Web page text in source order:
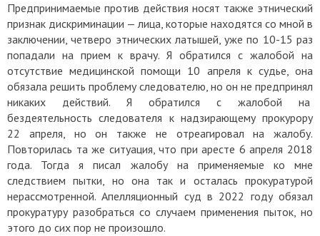
Предпринимаемые против действия носят также этнический
признак дискриминации — лица, которые находятся со мной в
заключении, четверо этнических латышей, уже по 10-15 раз
попадали на прием к врачу. Я обратился с жалобой на
отсутствие медицинской помощи 10 апреля к судье, она
обязала решить проблему следователю, но он не предпринял
никаких действий. Я обратился с жалобой на
бездеятельность следователя к надзирающему прокурору
22 апреля, но он также не отреагировал на жалобу.
Повторилась та же ситуация, что при аресте 6 апреля 2018
года. Тогда я писал жалобу на применяемые ко мне
следствием пытки, но она так и осталась прокуратурой
нерассмотренной. Апелляционный суд в 2022 году обязал
прокуратуру разобраться со случаем применения пыток, но
этого до сих пор не произошло.